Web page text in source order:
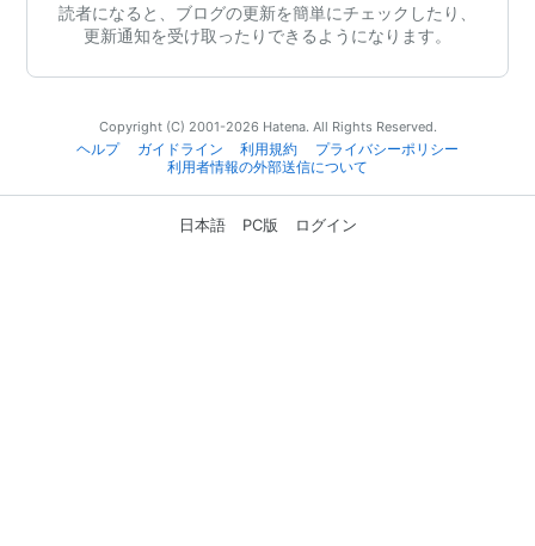
読者になると、ブログの更新を簡単にチェックしたり、
更新通知を受け取ったりできるようになります。
Copyright (C) 2001-2026 Hatena. All Rights Reserved.
ヘルプ
ガイドライン 利用規約
プライバシーポリシー
利用者情報の外部送信について
日本語 PC版 ログイン